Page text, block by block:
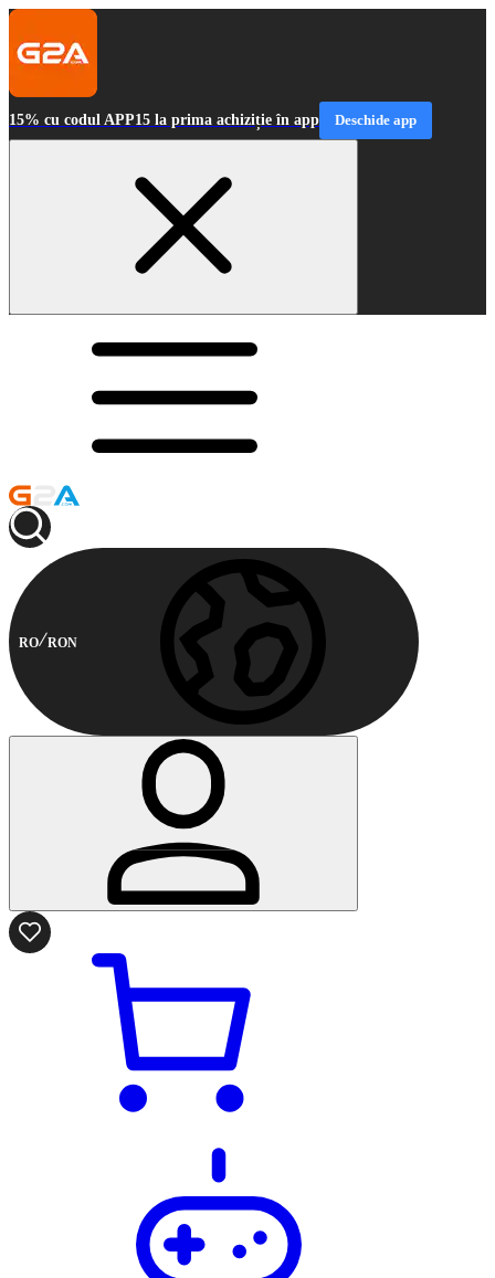
15% cu codul APP15 la prima achiziție în app Deschide app
RO RON